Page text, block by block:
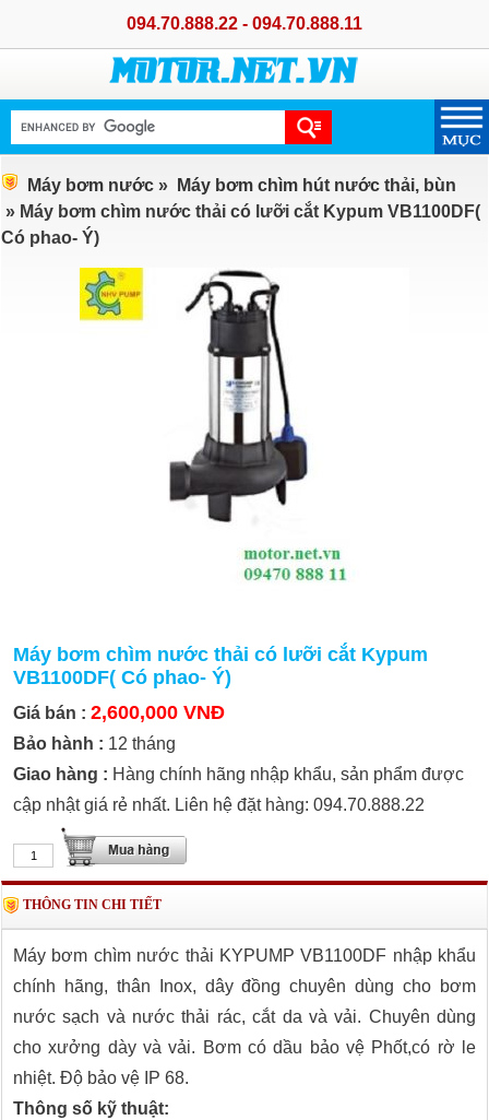
094.70.888.22 - 094.70.888.11
Máy bơm nước »
Máy bơm chìm hút nước thải, bùn
» Máy bơm chìm nước thải có lưỡi cắt Kypum VB1100DF(
Có phao- Ý)
Máy bơm chìm nước thải có lưỡi cắt Kypum
VB1100DF( Có phao- Ý)
Giá bán : 2,600,000 VNĐ
Bảo hành : 12 tháng
Giao hàng : Hàng chính hãng nhập khẩu, sản phẩm được
cập nhật giá rẻ nhất. Liên hệ đặt hàng: 094.70.888.22
THÔNG TIN CHI TIẾT
Máy bơm chìm nước thải KYPUMP VB1100DF nhập khẩu
chính hãng, thân Inox, dây đồng chuyên dùng cho bơm
nước sạch và nước thải rác, cắt da và vải. Chuyên dùng
cho xưởng dày và vải. Bơm có dầu bảo vệ Phốt,có rờ le
nhiệt. Độ bảo vệ IP 68.
Thông số kỹ thuật: